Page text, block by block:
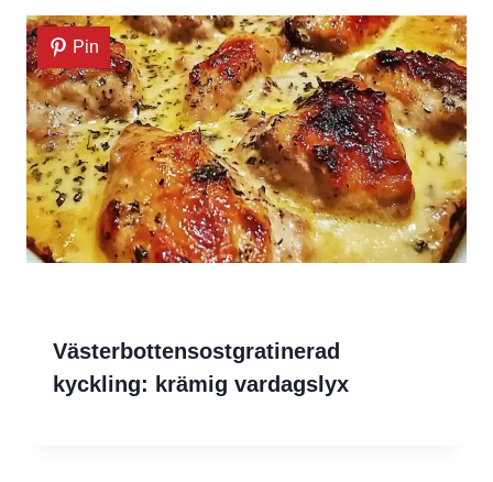
Pin
Västerbottensostgratinerad
kyckling: krämig vardagslyx